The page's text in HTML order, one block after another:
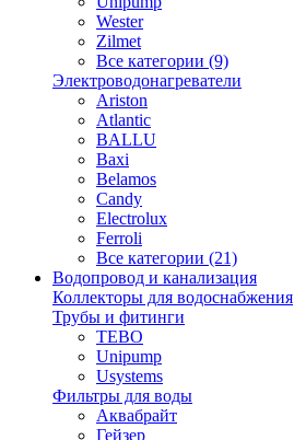
Wester
Zilmet
Все категории (9)
Электроводонагреватели
Ariston
Atlantic
BALLU
Baxi
Belamos
Candy
Electrolux
Ferroli
Все категории (21)
Водопровод и канализация
Коллекторы для водоснабжения
Трубы и фитинги
TEBO
Unipump
Usystems
Фильтры для воды
Аквабрайт
Гейзер